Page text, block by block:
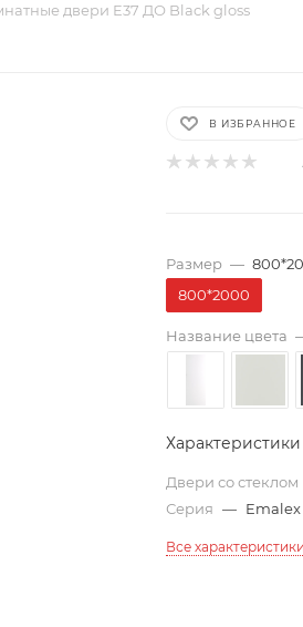
двери E37 ДО Black gloss
В ИЗБРАННОЕ
Размер —
800*2000
Название цвета
Характеристики
Двери со стеклом
Серия — Emalex
Все характеристики